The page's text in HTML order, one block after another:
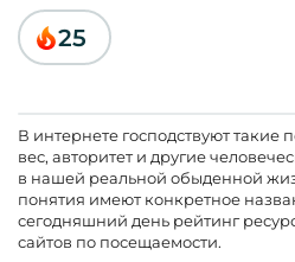
25
В интернете господствуют такие
вес, авторитет и другие
в нашей реальной обыденной
понятия имеют конкретное
сегодняшний день рейтинг
сайтов по посещаемости.